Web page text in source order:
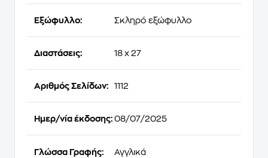
Εξώφυλλο: Σκληρό εξώφυλλο
Διαστάσεις: 18 x 27
Αριθμός Σελίδων: 1112
Ημερ/νία έκδοσης: 08/07/2025
Γλώσσα Γραφής: Αγγλικά